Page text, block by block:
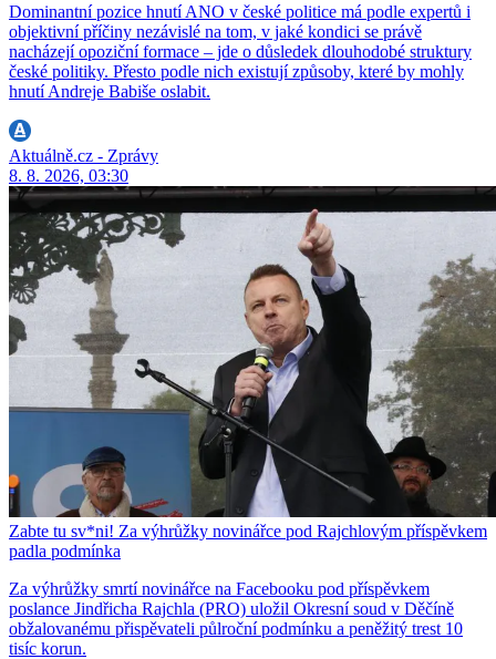
Dominantní pozice hnutí ANO v české politice má podle expertů i
objektivní příčiny nezávislé na tom, v jaké kondici se právě
nacházejí opoziční formace – jde o důsledek dlouhodobé struktury
české politiky. Přesto podle nich existují způsoby, které by mohly
hnutí Andreje Babiše oslabit.
Aktuálně.cz - Zprávy
8. 8. 2026, 03:30
Zabte tu sv*ni! Za výhrůžky novinářce pod Rajchlovým příspěvkem
padla podmínka
Za výhrůžky smrtí novinářce na Facebooku pod příspěvkem
poslance Jindřicha Rajchla (PRO) uložil Okresní soud v Děčíně
obžalovanému přispěvateli půlroční podmínku a peněžitý trest 10
tisíc korun.